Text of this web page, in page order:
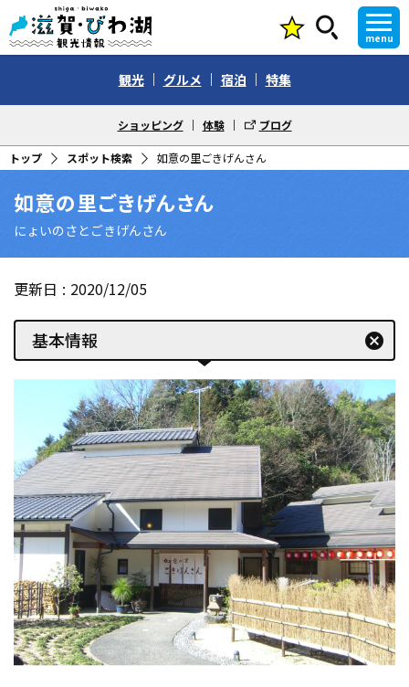
menu
観光 グルメ 宿泊 特集
ショッピング 体験 ブログ
トップ スポット検索 如意の里ごきげんさん
如意の里ごきげんさん
にょいのさとごきげんさん
更新日 2020/12/05
基本情報 cancel